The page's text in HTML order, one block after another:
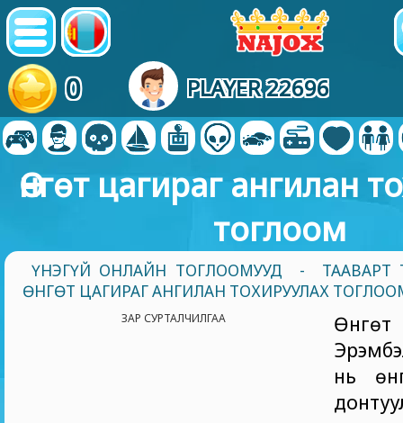
0 PLAYER 22696
Өнгөт цагираг ангилан
тоглоом
ҮНЭГҮЙ ОНЛАЙН ТОГЛООМУУД -
ТААВАРТ
ӨНГӨТ ЦАГИРАГ АНГИЛАН ТОХИРУУЛАХ
ЗАР СУРТАЛЧИЛГАА
нь